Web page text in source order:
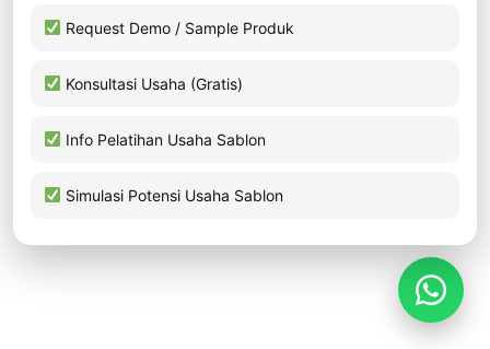
Request Demo / Sample Produk
Konsultasi Usaha (Gratis)
Info Pelatihan Usaha Sablon
Simulasi Potensi Usaha Sablon